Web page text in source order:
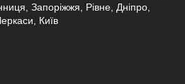
Запоріжжя, Рівне, Дніпро,
Київ